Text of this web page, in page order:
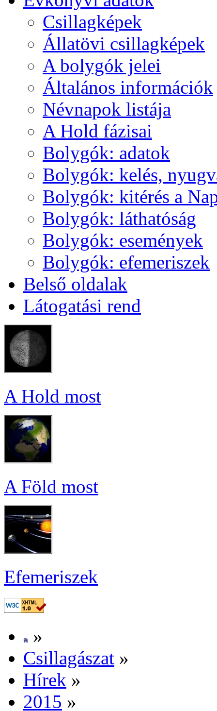
Csil­lag­ké­pek
Ál­lat­övi csil­lag­ké­pek
A boly­gók je­lei
Ál­ta­lá­nos in­for­má­ci­ók
Név­na­pok lis­tá­ja
A Hold fá­zi­sai
Boly­gók: ada­tok
Boly­gók: ke­lés,
Boly­gók: ki­té­rés a
Boly­gók: lát­ha­tó­ság
Boly­gók: ese­mé­nyek
Boly­gók: efe­me­ri­szek
Bel­ső ol­da­lak
Lá­to­ga­tá­si rend
A Hold most
A Föld most
Efe­me­ri­szek
»
Csil­la­gá­szat »
Hí­rek »
2015 »